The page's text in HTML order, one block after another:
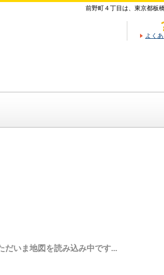
前野町４丁目は、東京都板
よく
だいま地図を読み込み中です...